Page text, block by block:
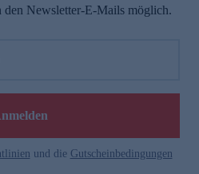
Newsletter-E-Mails möglich.
und die Gutscheinbedingungen